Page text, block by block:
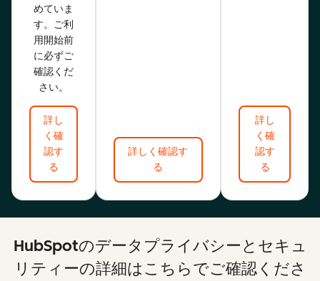
めていま
す。ご利
用開始前
に必ずご
確認くだ
さい。
詳し
く確
認す
る
詳しく確認す
る
詳し
く確
認す
る
HubSpotのデータプライバシーとセキュ
リティーの詳細はこちらでご確認くださ